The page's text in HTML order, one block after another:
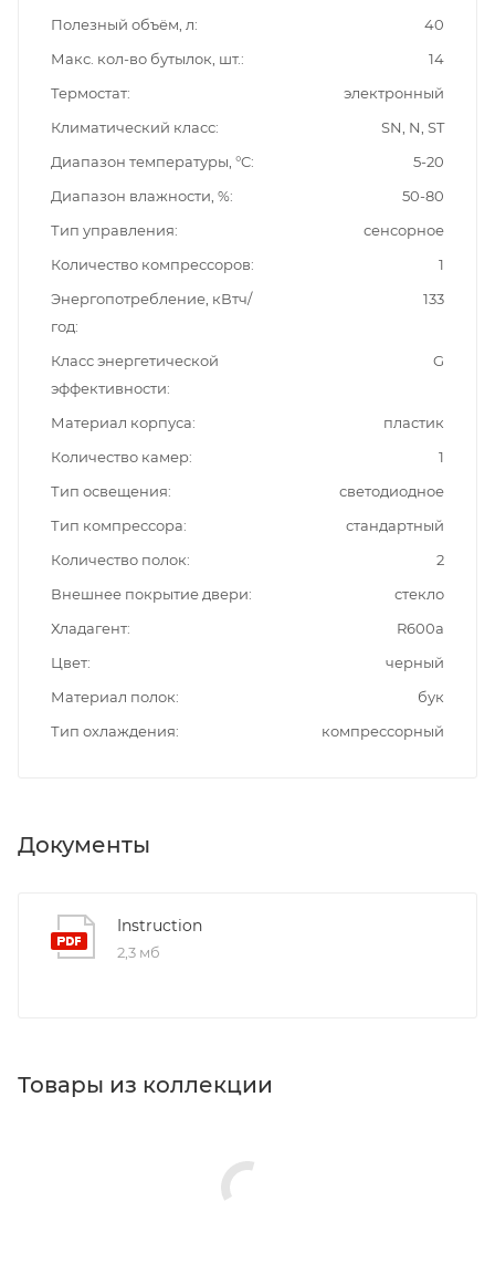
Полезный объём, л
40
Макс. кол-во бутылок, шт.
14
Термостат
электронный
Климатический класс
SN, N, ST
Диапазон температуры, °C
5-20
Диапазон влажности, %
50-80
Тип управления
сенсорное
Количество компрессоров
1
Энергопотребление, кВтч/
год
133
Класс энергетической
эффективности
G
Материал корпуса
пластик
Количество камер
1
Тип освещения
светодиодное
Тип компрессора
стандартный
Количество полок
2
Внешнее покрытие двери
стекло
Хладагент
R600a
Цвет
черный
Материал полок
бук
Тип охлаждения
компрессорный
Документы
Instruction
2,3 мб
Товары из коллекции